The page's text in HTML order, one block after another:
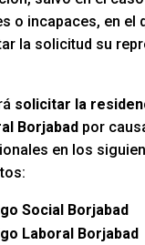
o incapaces, en el
la solicitud su
solicitar la
Borjabadpor
en los
Social Borjabad
Laboral Borjabad